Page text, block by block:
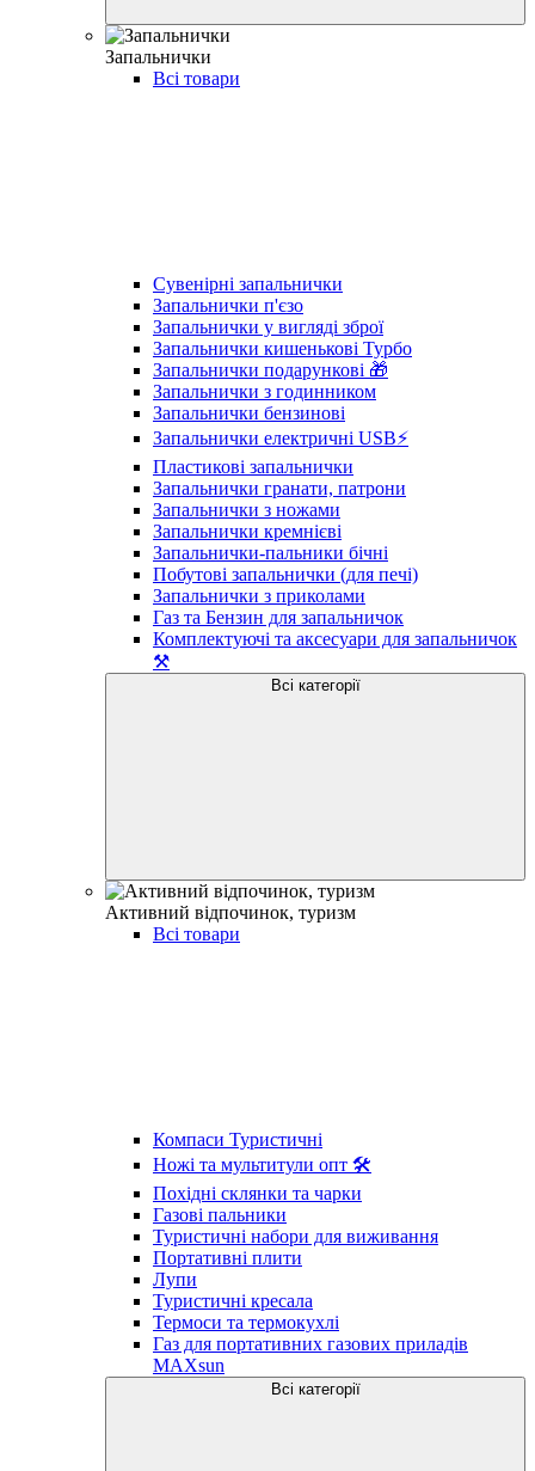
Запальнички
Всі товари
Сувенірні запальнички
Запальнички п'єзо
Запальнички у вигляді зброї
Запальнички кишенькові Турбо
Запальнички подарункові 🎁
Запальнички з годинником
Запальнички бензинові
Запальнички електричні USB⚡️
Пластикові запальнички
Запальнички гранати, патрони
Запальнички з ножами
Запальнички кремнієві
Запальнички-пальники бічні
Побутові запальнички (для печі)
Запальнички з приколами
Газ та Бензин для запальничок
Комплектуючі та аксесуари для запальничок
⚒️
Всі категорії
Активний відпочинок, туризм
Всі товари
Компаси Туристичні
Ножі та мультитули опт 🛠
Похідні склянки та чарки
Газові пальники
Туристичні набори для виживання
Портативні плити
Лупи
Туристичні кресала
Термоси та термокухлі
Газ для портативних газових приладів
MAXsun
Всі категорії